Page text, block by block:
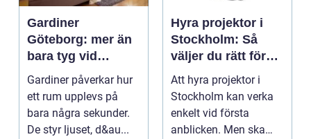
Gardiner
Göteborg: mer än
bara tyg vid
fönstret
Gardiner påverkar hur
ett rum upplevs på
bara några sekunder.
De styr ljuset, d&au...
Hyra projektor i
Stockholm: Så
väljer du rätt för
ditt event
Att hyra projektor i
Stockholm kan verka
enkelt vid första
anblicken. Men ska